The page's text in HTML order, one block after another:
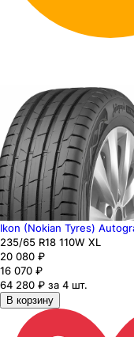
Ikon (Nokian Tyres)
235/65 R18 110W XL
20 080 ₽
16 070 ₽
64 280 ₽ за 4 шт.
В корзину